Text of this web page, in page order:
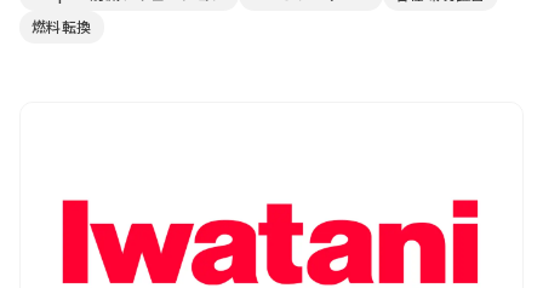
燃料転換